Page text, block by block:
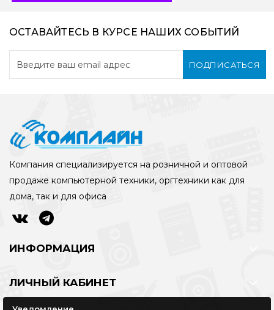
ОСТАВАЙТЕСЬ В КУРСЕ НАШИХ СОБЫТИЙ
ПОДПИСАТЬСЯ
Компания специализируется на розничной и оптовой
продаже компьютерной техники, оргтехники как для
дома, так и для офиса
ИНФОРМАЦИЯ
ЛИЧНЫЙ КАБИНЕТ